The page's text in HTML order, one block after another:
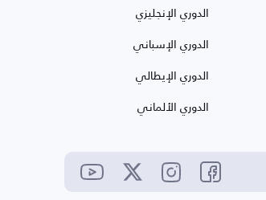
الدوري الإنجليزي
الدوري الإسباني
الدوري الإيطالي
الدوري الألماني